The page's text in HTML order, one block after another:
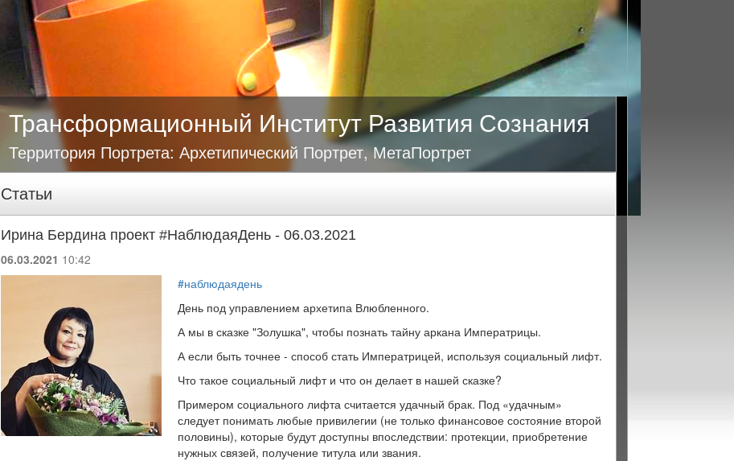
Трансформационный Институт Развития Сознания
Территория Портрета: Архетипический Портрет, МетаПортрет
Статьи
Ирина Бердина проект #НаблюдаяДень - 06.03.2021
06.03.2021 10:42
#наблюдаядень
День под управлением архетипа Влюбленного.
А мы в сказке "Золушка", чтобы познать тайну аркана Императрицы.
А если быть точнее - способ стать Императрицей, используя социальный лифт.
Что такое социальный лифт и что он делает в нашей сказке?
Примером социального лифта считается удачный брак. Под «удачным»
следует понимать любые привилегии (не только финансовое состояние второй
половины), которые будут доступны впоследствии: протекции, приобретение
нужных связей, получение титула или звания.